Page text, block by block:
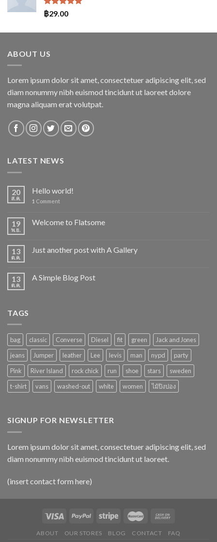
ให้คะแนน
5.00
฿29.00
ABOUT US
Lorem ipsum dolor sit amet, consectetuer adipiscing elit, sed
diam nonummy nibh euismod tincidunt ut laoreet dolore
magna aliquam erat volutpat.
LATEST NEWS
20
ส.ค.
Hello world!
1 Comment
19
พ.ย.
Welcome to Flatsome
13
ต.ค.
Just another post with A Gallery
13
ต.ค.
A Simple Blog Post
TAGS
bag classic Converse Diesel fit green
Jack and Jones
jeans
Jumper leather Lee levis man nypd
party
Pink
River Island rock chick run shoe stars
sweden
t-shirt
vans washed-out white women ไม้ปิงปอง
SIGNUP FOR NEWSLETTER
Lorem ipsum dolor sit amet, consectetuer adipiscing elit, sed
diam nonummy nibh euismod tincidunt ut laoreet.
(insert contact form here)
ABOUT OUR STORES BLOG CONTACT FAQ